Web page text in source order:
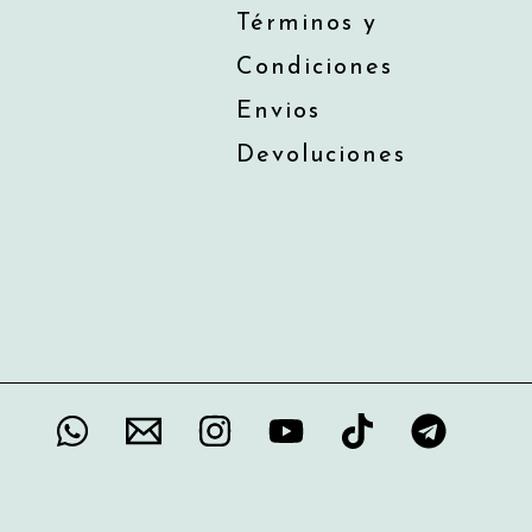
Términos y
Condiciones
Envios
Devoluciones